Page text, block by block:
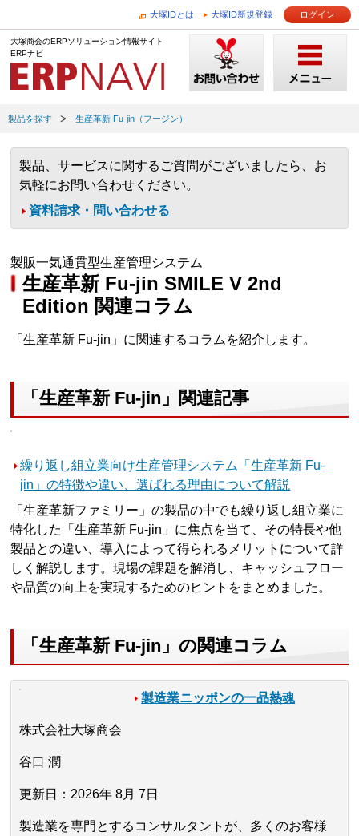
大塚IDとは 大塚ID新規登録 ログイン
大塚商会のERPソリューション情報サイト
ERPナビ
製品を探す 生産革新 Fu-jin（フージン）
製品、サービスに関するご質問がございましたら、お
気軽にお問い合わせください。
資料請求・問い合わせる
製販一気通貫型生産管理システム
生産革新 Fu-jin SMILE V 2nd
Edition 関連コラム
「生産革新 Fu-jin」に関連するコラムを紹介します。
「生産革新 Fu-jin」関連記事
繰り返し組立業向け生産管理システム「生産革新 Fu-
jin」の特徴や違い、選ばれる理由について解説
「生産革新ファミリー」の製品の中でも繰り返し組立業に
特化した「生産革新 Fu-jin」に焦点を当て、その特長や他
製品との違い、導入によって得られるメリットについて詳
しく解説します。現場の課題を解消し、キャッシュフロー
や品質の向上を実現するためのヒントをまとめました。
「生産革新 Fu-jin」の関連コラム
製造業ニッポンの一品熱魂
株式会社大塚商会
谷口 潤
更新日：2026年 8月 7日
製造業を専門とするコンサルタントが、多くのお客様